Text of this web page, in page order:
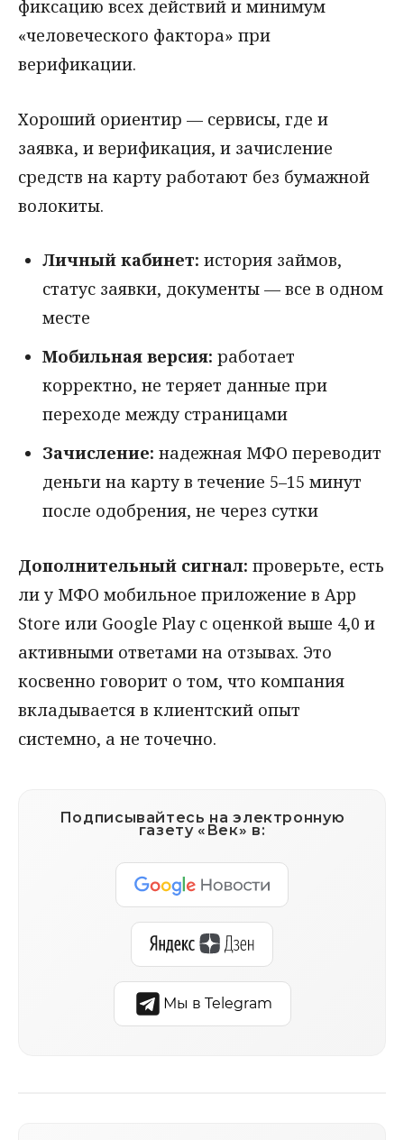
фиксацию всех действий и минимум
«человеческого фактора» при
верификации.
Хороший ориентир — сервисы, где и
заявка, и верификация, и зачисление
средств на карту работают без бумажной
волокиты.
Личный кабинет: история займов,
статус заявки, документы — все в одном
месте
Мобильная версия: работает
корректно, не теряет данные при
переходе между страницами
Зачисление: надежная МФО переводит
деньги на карту в течение 5–15 минут
после одобрения, не через сутки
Дополнительный сигнал: проверьте, есть
ли у МФО мобильное приложение в App
Store или Google Play с оценкой выше 4,0 и
активными ответами на отзывах. Это
косвенно говорит о том, что компания
вкладывается в клиентский опыт
системно, а не точечно.
Подписывайтесь на электронную
газету «Век» в:
Мы в Telegram